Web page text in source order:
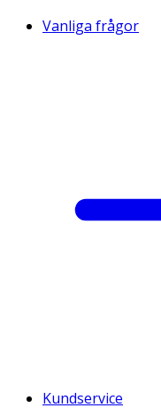
Vanliga frågor
Kundservice